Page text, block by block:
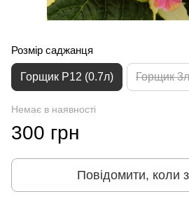
Розмір саджанця
Горщик P12 (0.7л) Горщик 3л
Немає в наявності
300 грн
Повідомити, коли